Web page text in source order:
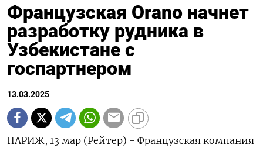
Французская Orano начнет
разработку рудника в
Узбекистане c
госпартнером
13.03.2025
ПАРИЖ, 13 мар (Рейтер) - Французская компания